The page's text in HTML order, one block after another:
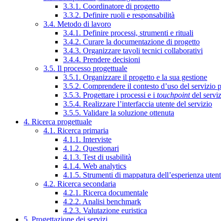
3.3.1. Coordinatore di progetto
3.3.2. Definire ruoli e responsabilità
3.4. Metodo di lavoro
3.4.1. Definire processi, strumenti e rituali
3.4.2. Curare la documentazione di progetto
3.4.3. Organizzare tavoli tecnici collaborativi
3.4.4. Prendere decisioni
3.5. Il processo progettuale
3.5.1. Organizzare il progetto e la sua gestione
3.5.2. Comprendere il contesto d’uso del servizio
3.5.3. Progettare i processi e i touchpointdel
3.5.4. Realizzare l’interfaccia utente del servizio
3.5.5. Validare la soluzione ottenuta
4. Ricerca progettuale
4.1. Ricerca primaria
4.1.1. Interviste
4.1.2. Questionari
4.1.3. Test di usabilità
4.1.4. Web analytics
4.1.5. Strumenti di mappatura dell’esperienza
4.2. Ricerca secondaria
4.2.1. Ricerca documentale
4.2.2. Analisi benchmark
4.2.3. Valutazione euristica
5. Progettazione dei servizi